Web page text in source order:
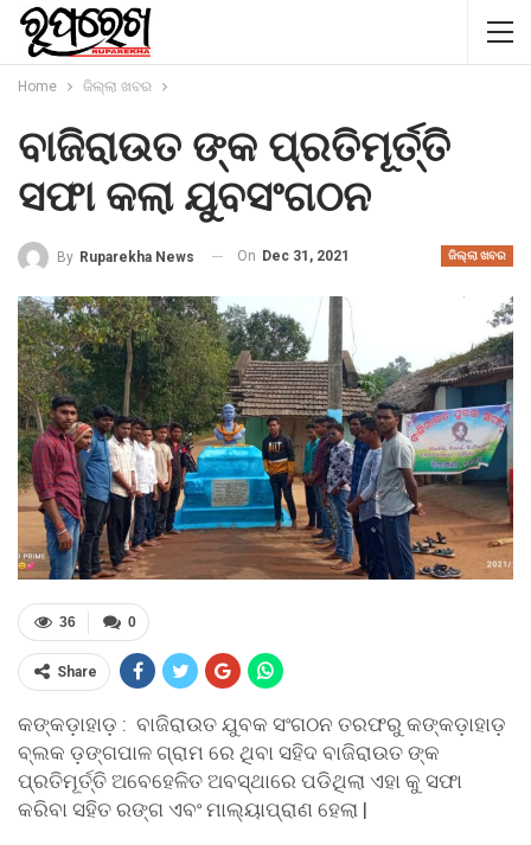
Home ଜିଲ୍ଲା ଖବର
ବାଜିରାଉତ ଙ୍କ ପ୍ରତିମୂର୍ତ୍ତି
ସଫା କଲା ଯୁବସଂଗଠନ
ଜିଲ୍ଲା ଖବର
By Ruparekha News On Dec 31, 2021
0
36
Share
କଙ୍କଡ଼ାହାଡ଼ : ବାଜିରାଉତ ଯୁବକ ସଂଗଠନ ତରଫରୁ କଙ୍କଡ଼ାହାଡ଼
ବ୍ଲକ ଡ଼ଙ୍ଗପାଳ ଗ୍ରାମ ରେ ଥିବା ସହିଦ ବାଜିରାଉତ ଙ୍କ
ପ୍ରତିମୂର୍ତ୍ତି ଅବେହେଳିତ ଅବସ୍ଥାରେ ପଡିଥିଲା ଏହା କୁ ସଫା
କରିବା ସହିତ ରଙ୍ଗ ଏବଂ ମାଲ୍ୟାପ୍ରାଣ ହେଲା |